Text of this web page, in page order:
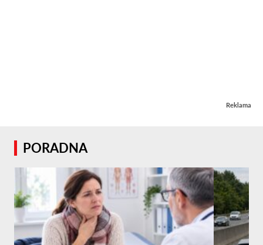
Reklama
PORADNA